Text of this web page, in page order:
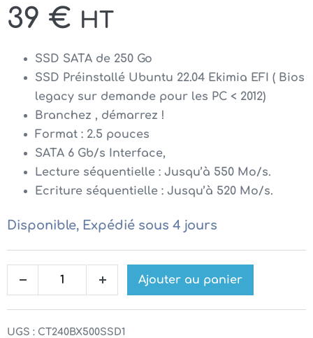
39 € HT
SSD SATA de 250 Go
SSD Préinstallé Ubuntu 22.04 Ekimia EFI ( Bios
legacy sur demande pour les PC < 2012)
Branchez , démarrez !
Format : 2.5 pouces
SATA 6 Gb/s Interface,
Lecture séquentielle : Jusqu’à 550 Mo/s.
Ecriture séquentielle : Jusqu’à 520 Mo/s.
Disponible, Expédié sous 4 jours
quantity
quantité
de
SSD
Crucial
Increase
quantity
Ajouter au panier
UGS : CT240BX500SSD1